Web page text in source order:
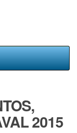
2015